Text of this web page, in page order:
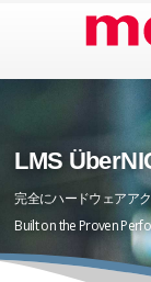
ッLMS
完全にハードウェアア
Built on the Proven